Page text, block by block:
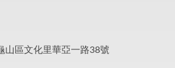
山區文化里華亞一路38號